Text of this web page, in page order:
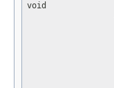
void